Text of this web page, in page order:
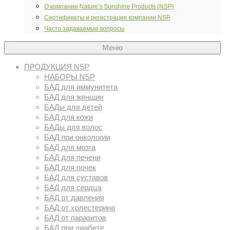
О компании Nature’s Sunshine Products (NSP)
Сертификаты и регистрация компании NSP
Часто задаваемые вопросы
Меню
ПРОДУКЦИЯ NSP
НАБОРЫ NSP
БАД для иммунитета
БАД для женщин
БАДы для детей
БАД для кожи
БАДы для волос
БАД при онкологии
БАД для мозга
БАД для печени
БАД для почек
БАД для суставов
БАД для сердца
БАД от давления
БАД от холестерина
БАД от паразитов
БАД при диабете